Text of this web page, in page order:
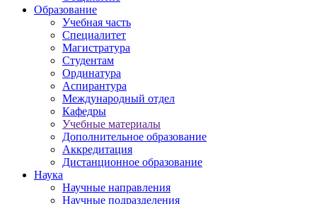
Образование
Учебная часть
Специалитет
Магистратура
Студентам
Ординатура
Аспирантура
Международный отдел
Кафедры
Учебные материалы
Дополнительное образование
Аккредитация
Дистанционное образование
Наука
Научные направления
Научные подразделения